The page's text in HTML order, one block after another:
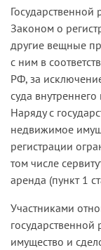
Законом о
другие вещные
с ним в
РФ, за
суда
Наряду с
недвижимое
регистрации
том числе
аренда (пункт 1
Участниками
имущество и